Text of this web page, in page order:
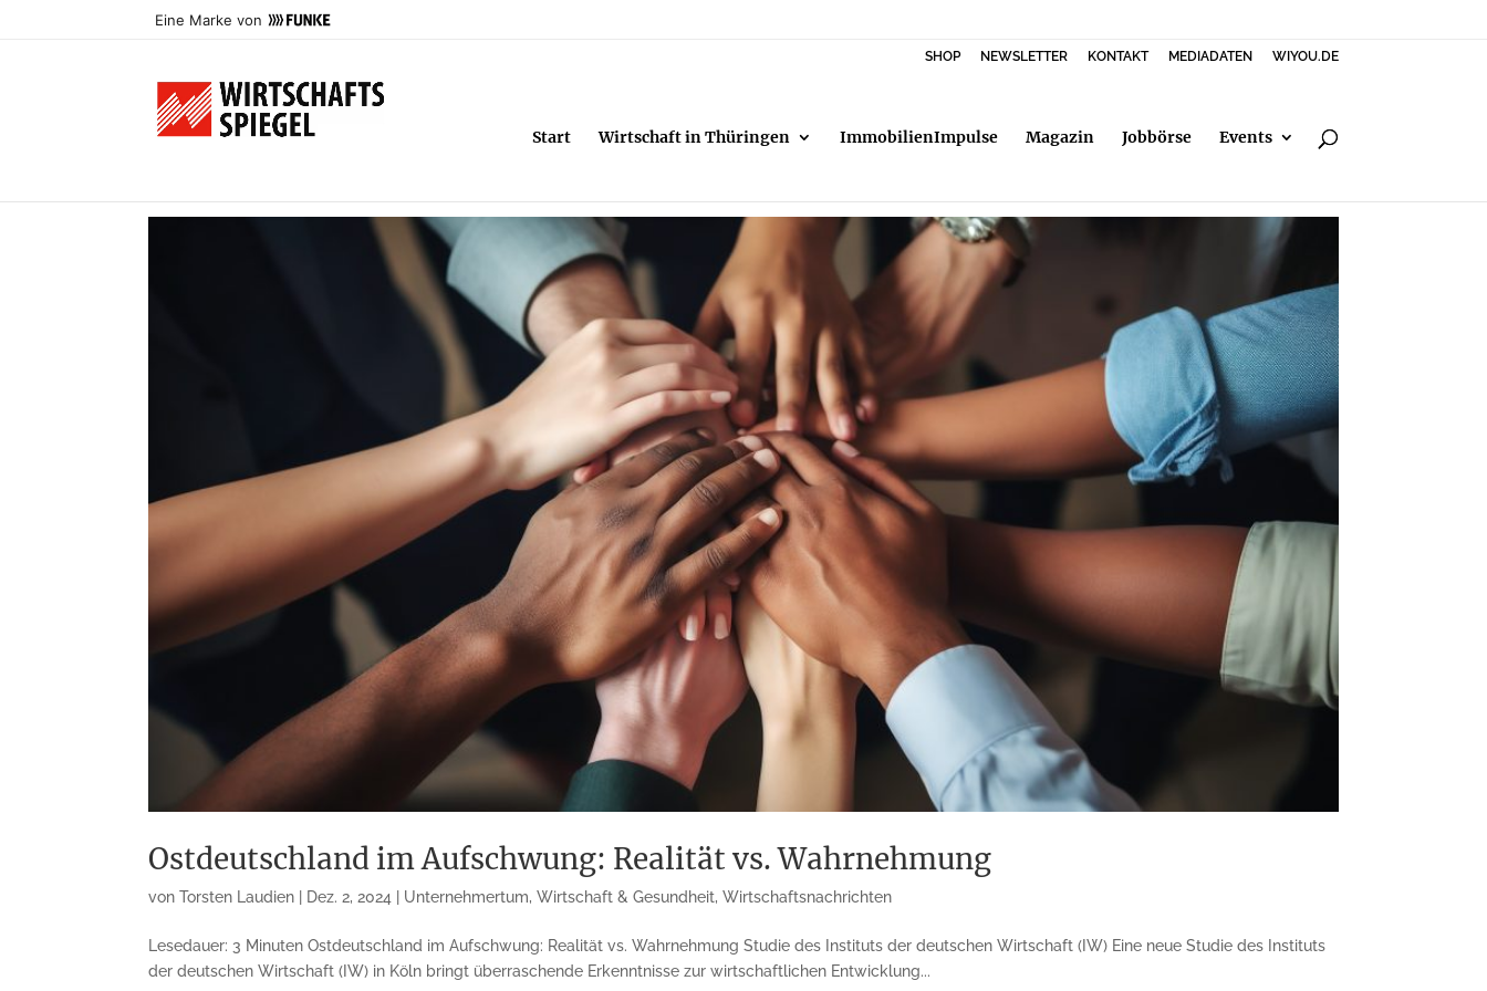
Eine Marke von
SHOP NEWSLETTER KONTAKT MEDIADATEN WIYOU.DE
Start Wirtschaft in Thüringen ImmobilienImpulse Magazin Jobbörse Events
Ostdeutschland im Aufschwung: Realität vs. Wahrnehmung
vonTorsten Laudien | Dez. 2, 2024 | Unternehmertum,Wirtschaft & Gesundheit,Wirtschaftsnachrichten
Lesedauer: 3 Minuten Ostdeutschland im Aufschwung: Realität vs. Wahrnehmung Studie des Instituts der deutschen Wirtschaft (IW) Eine neue Studie des Instituts
der deutschen Wirtschaft (IW) in Köln bringt überraschende Erkenntnisse zur wirtschaftlichen Entwicklung...